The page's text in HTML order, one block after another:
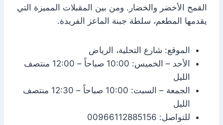
القمح الأخضر والخضار. ومن بين المقبلات المميزة التي
يقدمها المطعم، سلطة جبنة الماعز الفريدة.
الموقع: شارع التحلية، الرياض
الأحد – الخميس: 10:00 صباحاً – 12:00 منتصف
الليل
الجمعة – السبت: 10:00 صباحاً – 12:30 منتصف
الليل
للتواصل: 00966112885156